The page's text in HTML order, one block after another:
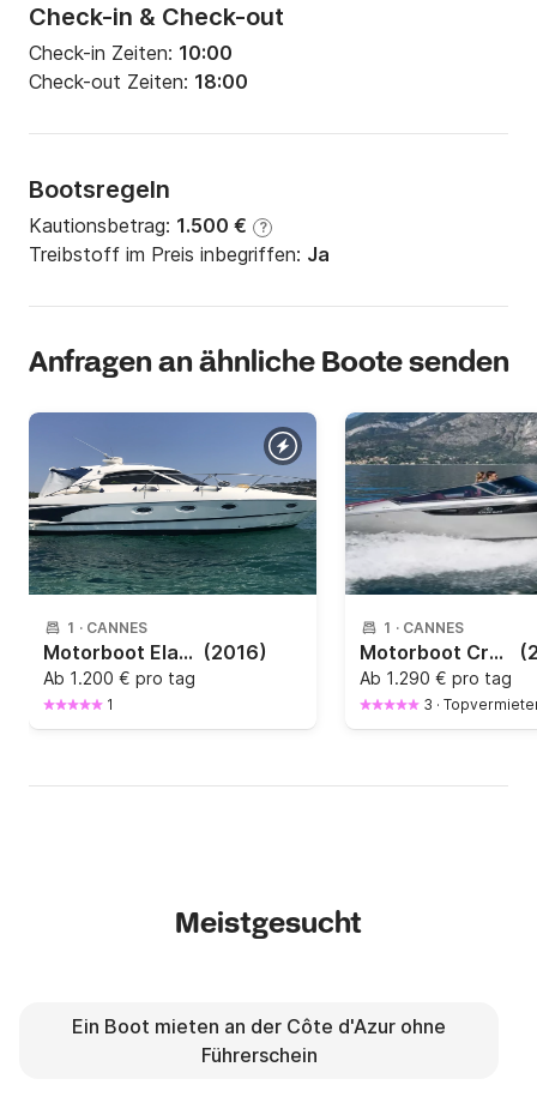
Check-in & Check-out
Check-in Zeiten: 10:00
Check-out Zeiten: 18:00
Bootsregeln
Kautionsbetrag: 1.500 € ?
Treibstoff im Preis inbegriffen: Ja
Anfragen an ähnliche Boote senden
1 · CANNES
Motorboot Elan Suntop 550PS (2016)
Ab 1.200 € pro tag
1
1 · CANNES
Motorboot Cranchi E26 350PS
Ab 1.290 € pro tag
3 ·
Meistgesucht
Ein Boot mieten an der Côte d'Azur ohne
Führerschein